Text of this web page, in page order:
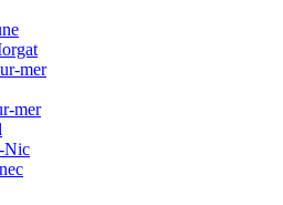
mer
mer
Nic